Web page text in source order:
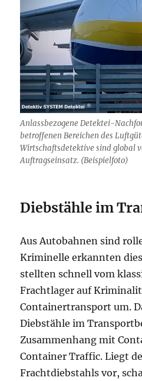
Anlassbezogene Detektei-
betroffenen Bereichen des
Wirtschaftsdetektive sind global
Auftragseinsatz. (Beispielfoto)
Diebstähle im
Aus Autobahnen sind
Kriminelle erkannten
stellten schnell vom
Frachtlager auf
Containertransport um.
Diebstähle im
Zusammenhang mit
Container Traffic. Liegt
Frachtdiebstahls vor,